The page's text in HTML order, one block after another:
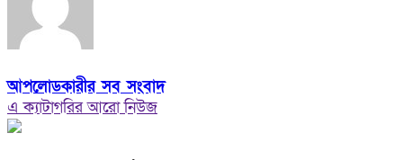
আপলোডকারীর সব সংবাদ
এ ক্যাটাগরির আরো নিউজ